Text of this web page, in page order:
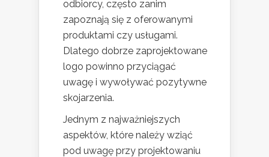
odbiorcy, często zanim
zapoznają się z oferowanymi
produktami czy usługami.
Dlatego dobrze zaprojektowane
logo powinno przyciągać
uwagę i wywoływać pozytywne
skojarzenia.
Jednym z najważniejszych
aspektów, które należy wziąć
pod uwagę przy projektowaniu